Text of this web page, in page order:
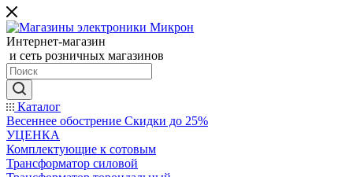
Интернет-магазин
и сеть розничных магазинов
Каталог
Весеннее обострение Скидки до 25%
УЦЕНКА
Комплектующие к сотовым
Трансформатор силовой